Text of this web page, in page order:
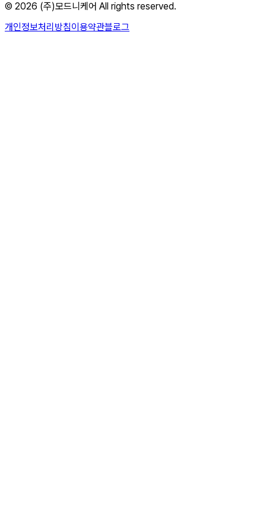
© 2026 (주)모드니케어 All rights reserved.
개인정보처리방침이용약관블로그